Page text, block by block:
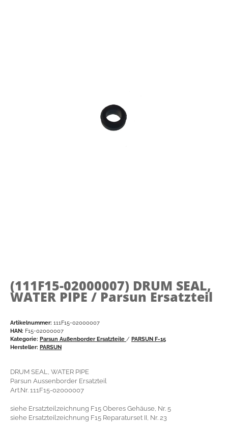
(111F15-02000007) DRUM SEAL,
WATER PIPE / Parsun Ersatzteil
Artikelnummer: 111F15-02000007
HAN: F15-02000007
Kategorie: Parsun Außenborder Ersatzteile / PARSUN F-15
Hersteller: PARSUN
DRUM SEAL, WATER PIPE
Parsun Aussenborder Ersatzteil
Art.Nr. 111F15-02000007
siehe Ersatzteilzeichnung F15 Oberes Gehäuse, Nr. 5
siehe Ersatzteilzeichnung F15 Reparaturset II, Nr. 23